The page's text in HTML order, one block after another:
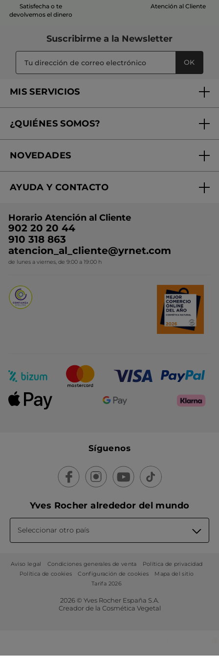
Satisfecha o te
devolvemos el dinero
Atención al Cliente
Suscribirme a la Newsletter
OK
MIS SERVICIOS
Tratamientos de Belleza
Mi club Yves Rocher
¿QUIÉNES SOMOS?
¿Quiénes somos?
Nuestros compromisos
Conviértete en Franquiciada
NOVEDADES
Rebajas
Ideas de Regalo
Colección Monoi
Novedades del mes
AYUDA Y CONTACTO
Contacto
Horario Atención al Cliente
902 20 20 44
910 318 863
atencion_al_cliente@yrnet.com
de lunes a viernes, de 9:00 a 19:00 h
Síguenos
Yves Rocher alrededor del mundo
Seleccionar otro país
Aviso legal Condiciones generales de venta
Política de privacidad
Política de cookies
Configuración de cookies
Mapa del sitio
Tarifa 2026
2026 © Yves Rocher España S.A.
Creador de la Cosmética Vegetal